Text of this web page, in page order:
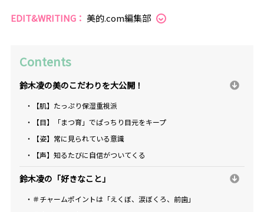
EDIT&WRITING： 美的.com編集部
Contents
鈴木凌の美のこだわりを大公開！
・【肌】たっぷり保湿重視派
・【目】「まつ育」でぱっちり目元をキープ
・【姿】常に見られている意識
・【声】知るたびに自信がついてくる
鈴木凌の「好きなこと」
・＃チャームポイントは「えくぼ、涙ぼくろ、前歯」